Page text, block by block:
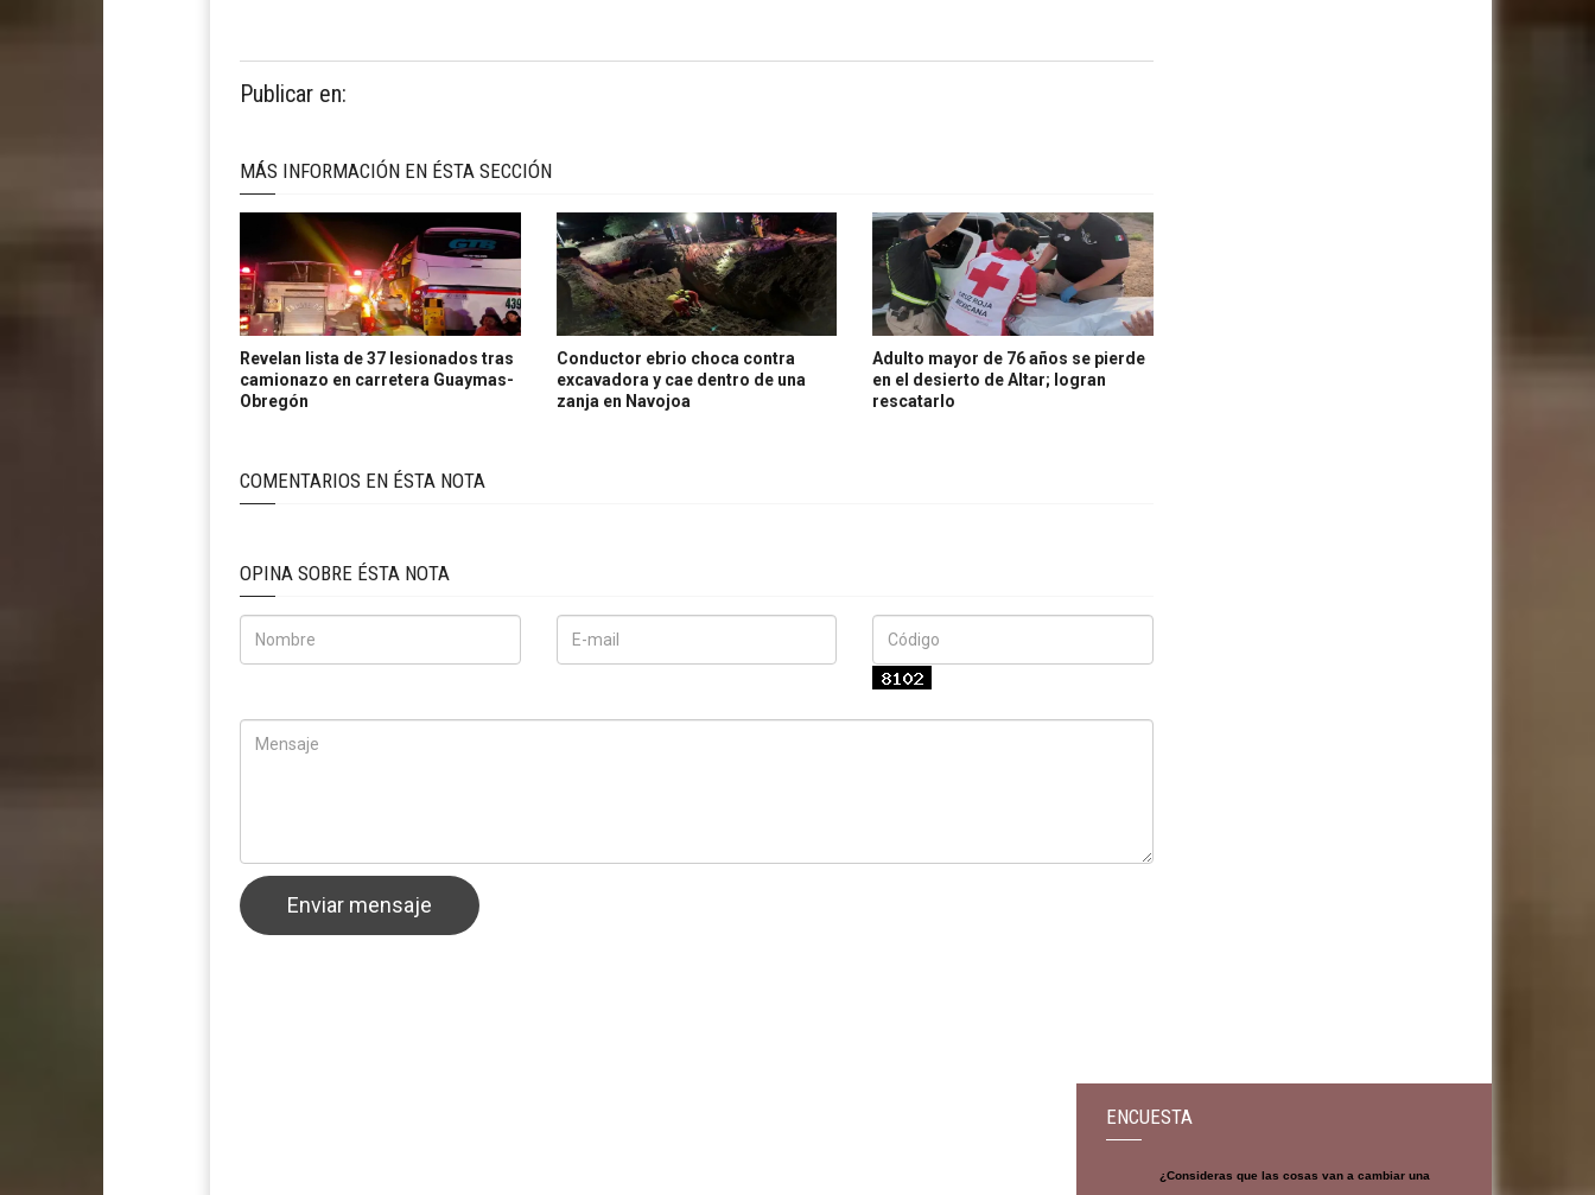
Publicar en:
MÁS INFORMACIÓN EN ÉSTA SECCIÓN
Revelan lista de 37 lesionados tras
camionazo en carretera Guaymas-
Obregón
Conductor ebrio choca contra
excavadora y cae dentro de una
zanja en Navojoa
Adulto mayor de 76 años se pierde
en el desierto de Altar; logran
rescatarlo
COMENTARIOS EN ÉSTA NOTA
OPINA SOBRE ÉSTA NOTA
ENCUESTA
¿Consideras que las cosas van a cambiar una